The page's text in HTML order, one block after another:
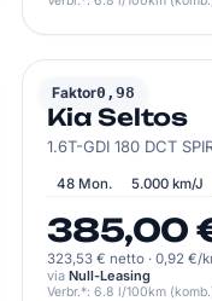
Faktor0,98
KIA
Kia Seltos
1.6T-GDI 180 DCT
48 Mon. 5.000 km/J
385,00
323,53 € netto · 0,92 €/
via Null-Leasing
Verbr.*: 6.8 l/100km